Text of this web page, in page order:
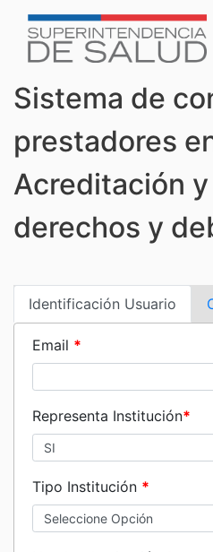
Sistema de
prestadores
Acreditación
derechos y
Identificación Usuario
Email *
Representa Institución*
Tipo Institución *